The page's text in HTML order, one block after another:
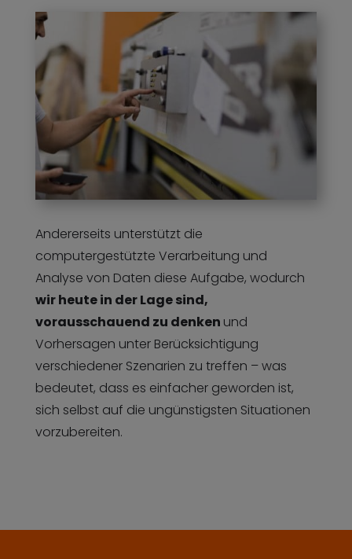
Andererseits unterstützt die
computergestützte Verarbeitung und
Analyse von Daten diese Aufgabe, wodurch
wir heute in der Lage sind,
vorausschauend zu denken und
Vorhersagen unter Berücksichtigung
verschiedener Szenarien zu treffen – was
bedeutet, dass es einfacher geworden ist,
sich selbst auf die ungünstigsten Situationen
vorzubereiten.